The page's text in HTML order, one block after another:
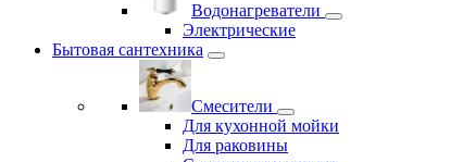
Водонагреватели
Электрические
Бытовая сантехника
Смесители
Для кухонной мойки
Для раковины